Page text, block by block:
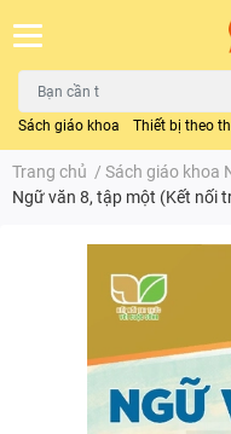
Sách giáo khoa Thiết bị theo
Trang chủ / Sách giáo khoa
Ngữ văn 8, tập một (Kết nối